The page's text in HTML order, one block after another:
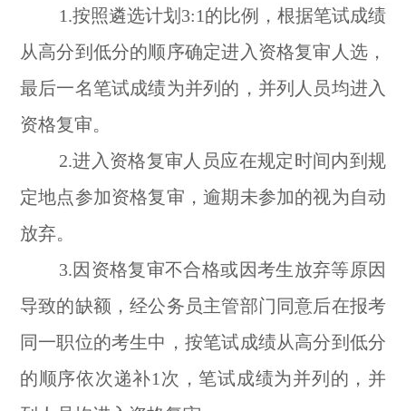
1.按照遴选计划3:1的比例，根据笔试成绩
从高分到低分的顺序确定进入资格复审人选，
最后一名笔试成绩为并列的，并列人员均进入
资格复审。
2.进入资格复审人员应在规定时间内到规
定地点参加资格复审，逾期未参加的视为自动
放弃。
3.因资格复审不合格或因考生放弃等原因
导致的缺额，经公务员主管部门同意后在报考
同一职位的考生中，按笔试成绩从高分到低分
的顺序依次递补1次，笔试成绩为并列的，并